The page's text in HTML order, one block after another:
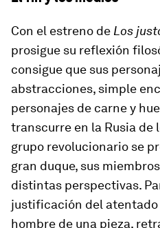
Con el estreno de Los
prosigue su reflexión
consigue que sus
abstracciones, simple
personajes de carne y
transcurre en la Rusia de
grupo revolucionario se
gran duque, sus
distintas perspectivas.
justificación del atentado
hombre de una pieza,